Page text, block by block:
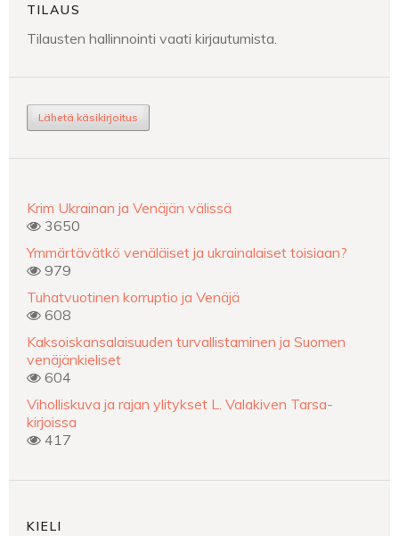
TILAUS
Tilausten hallinnointi vaati kirjautumista.
Lähetä käsikirjoitus
Krim Ukrainan ja Venäjän välissä
3650
Ymmärtävätkö venäläiset ja ukrainalaiset toisiaan?
979
Tuhatvuotinen korruptio ja Venäjä
608
Kaksoiskansalaisuuden turvallistaminen ja Suomen
venäjänkieliset
604
Viholliskuva ja rajan ylitykset L. Valakiven Tarsa-
kirjoissa
417
KIELI